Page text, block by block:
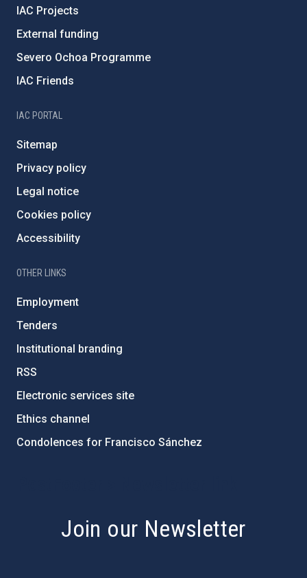
IAC Projects
External funding
Severo Ochoa Programme
IAC Friends
IAC PORTAL
Sitemap
Privacy policy
Legal notice
Cookies policy
Accessibility
OTHER LINKS
Employment
Tenders
Institutional branding
RSS
Electronic services site
Ethics channel
Condolences for Francisco Sánchez
Join our Newsletter